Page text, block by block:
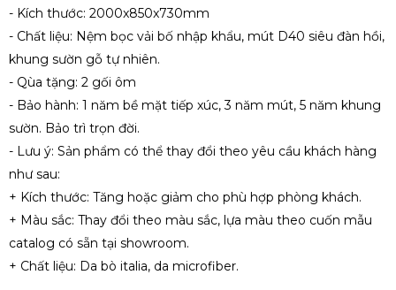
- Kích thước: 2000x850x730mm
- Chất liệu: Nệm bọc vải bố nhập khẩu, mút D40 siêu đàn hồi,
khung sườn gỗ tự nhiên.
- Qùa tặng: 2 gối ôm
- Bảo hành: 1 năm bề mặt tiếp xúc, 3 năm mút, 5 năm khung
sườn. Bảo trì trọn đời.
- Lưu ý: Sản phẩm có thể thay đổi theo yêu cầu khách hàng
như sau:
+ Kích thước: Tăng hoặc giảm cho phù hợp phòng khách.
+ Màu sắc: Thay đổi theo màu sắc, lựa màu theo cuốn mẫu
catalog có sẵn tại showroom.
+ Chất liệu: Da bò italia, da microfiber.